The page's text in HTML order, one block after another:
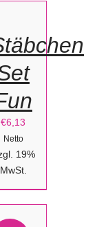
€6,13
Netto
19%
MwSt.